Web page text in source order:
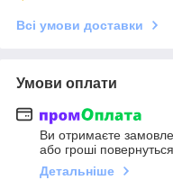
Всі умови доставки
Умови оплати
Ви отримаєте
або гроші
Детальніше